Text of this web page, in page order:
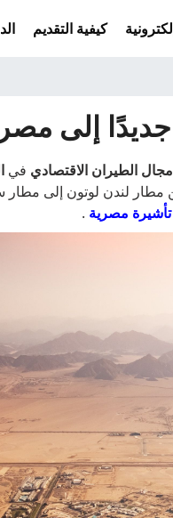
كيفية التقديم
مجال الطيران الاقتصادي في
لندن لوتون إلى
تأشيرة مصرية .